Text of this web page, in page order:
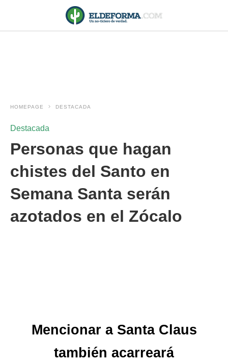
HOMEPAGE DESTACADA
Destacada
Personas que hagan
chistes del Santo en
Semana Santa serán
azotados en el Zócalo
Mencionar a Santa Claus
también acarreará